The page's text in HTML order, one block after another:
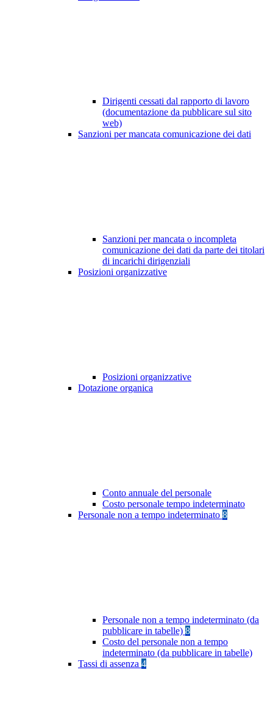
Dirigenti cessati dal rapporto di lavoro
(documentazione da pubblicare sul sito
web)
Sanzioni per mancata comunicazione dei dati
Sanzioni per mancata o incompleta
comunicazione dei dati da parte dei titolari
di incarichi dirigenziali
Posizioni organizzative
Posizioni organizzative
Dotazione organica
Conto annuale del personale
Costo personale tempo indeterminato
Personale non a tempo indeterminato 8
Personale non a tempo indeterminato (da
pubblicare in tabelle) 8
Costo del personale non a tempo
indeterminato (da pubblicare in tabelle)
Tassi di assenza 4